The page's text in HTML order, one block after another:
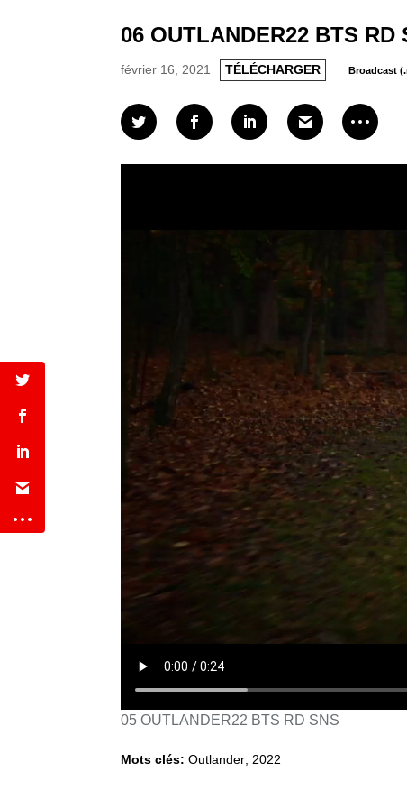
06 OUTLANDER22 BTS RD
février 16, 2021 TÉLÉCHARGER Broadcast
05 OUTLANDER22 BTS RD SNS
Mots clés:Outlander 2022